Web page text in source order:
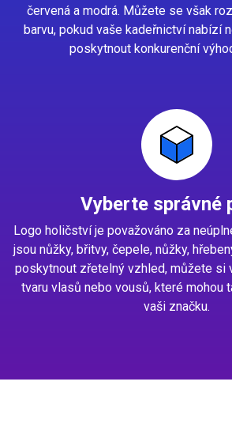
červená a modrá. Můžete se však
barvu, pokud vaše kadeřnictví nabízí
poskytnout konkurenční
Vyberte správné
Logo holičství je považováno za
jsou nůžky, břitvy, čepele, nůžky,
poskytnout zřetelný vzhled, můžete si
tvaru vlasů nebo vousů, které mohou
vaši značku.